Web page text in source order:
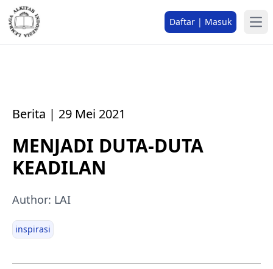
Daftar | Masuk
Berita | 29 Mei 2021
MENJADI DUTA-DUTA
KEADILAN
Author: LAI
inspirasi